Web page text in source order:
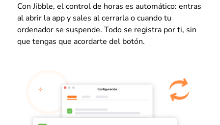
Con Jibble, el control de horas es automático: entras
al abrir la app y sales al cerrarla o cuando tu
ordenador se suspende. Todo se registra por ti, sin
que tengas que acordarte del botón.